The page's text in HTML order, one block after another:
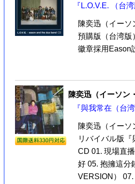
『L.O.V.E. （台
陳奕迅（イー
預購版（台湾版
徽章採用Eason
陳奕迅（イーソン
『與我常在（台
陳奕迅（イー
リバイバル版
CD 01. 現場直
好 05. 抱擁這分
VERSION）